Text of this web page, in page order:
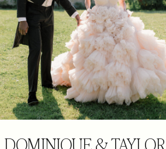
DOMINIQUE & TAYLOR